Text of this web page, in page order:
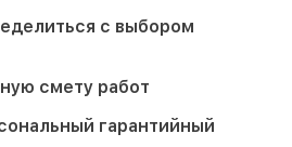
с выбором
смету работ
гарантийный